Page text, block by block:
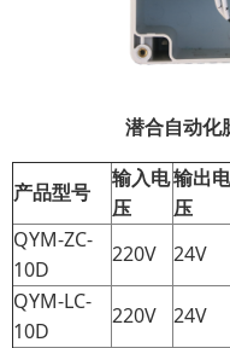
潜合自动化
产品型号
输入电
压
输出电
压
QYM-ZC-
10D
220V 24V
QYM-LC-
10D
220V 24V